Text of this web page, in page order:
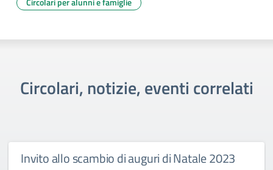
Circolari, notizie, eventi correlati
Invito allo scambio di auguri di Natale 2023